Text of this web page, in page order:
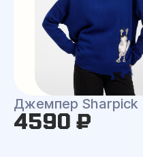
Джемпер Sharpick
4590 ₽